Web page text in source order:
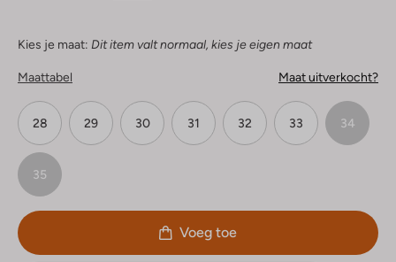
Kies je maat: Dit item valt normaal, kies je eigen maat
Maattabel Maat uitverkocht?
28 29 30 31 32 33 34
35
Voeg toe